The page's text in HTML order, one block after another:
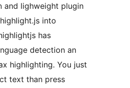
and lighweight plugin
into
has
detection an
highlighting. You just
text than press